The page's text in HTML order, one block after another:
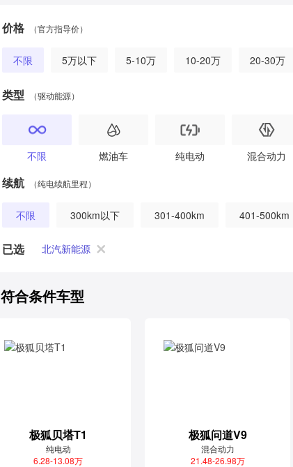
价格 （官方指导价）
不限 5万以下 5-10万 10-20万 20-30万
类型 （驱动能源）
不限 燃油车 纯电动 混合动力
续航 （纯电续航里程）
不限 300km以下 301-400km 401-500km
已选 北汽新能源
符合条件车型
极狐贝塔T1
纯电动
6.28-13.08万
极狐问道V9
混合动力
21.48-26.98万